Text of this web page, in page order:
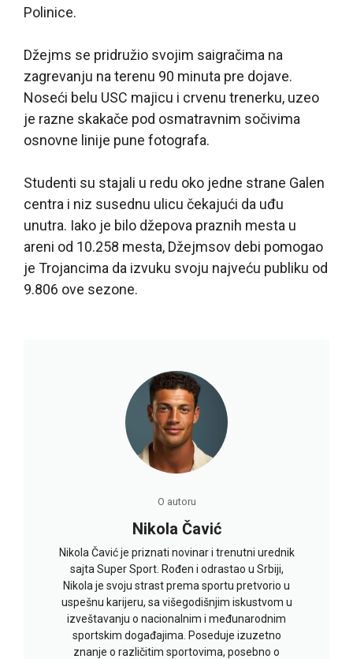
Polinice.
Džejms se pridružio svojim saigračima na
zagrevanju na terenu 90 minuta pre dojave.
Noseći belu USC majicu i crvenu trenerku, uzeo
je razne skakače pod osmatravnim sočivima
osnovne linije pune fotografa.
Studenti su stajali u redu oko jedne strane Galen
centra i niz susednu ulicu čekajući da uđu
unutra. Iako je bilo džepova praznih mesta u
areni od 10.258 mesta, Džejmsov debi pomogao
je Trojancima da izvuku svoju najveću publiku od
9.806 ove sezone.
O autoru
Nikola Čavić
Nikola Čavić je priznati novinar i trenutni urednik
sajta Super Sport. Rođen i odrastao u Srbiji,
Nikola je svoju strast prema sportu pretvorio u
uspešnu karijeru, sa višegodišnjim iskustvom u
izveštavanju o nacionalnim i međunarodnim
sportskim događajima. Poseduje izuzetno
znanje o različitim sportovima, posebno o